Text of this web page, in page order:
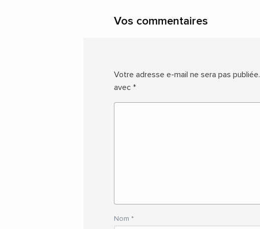
Vos commentaires
Votre adresse e-mail ne sera pas publiée.
avec *
Nom*